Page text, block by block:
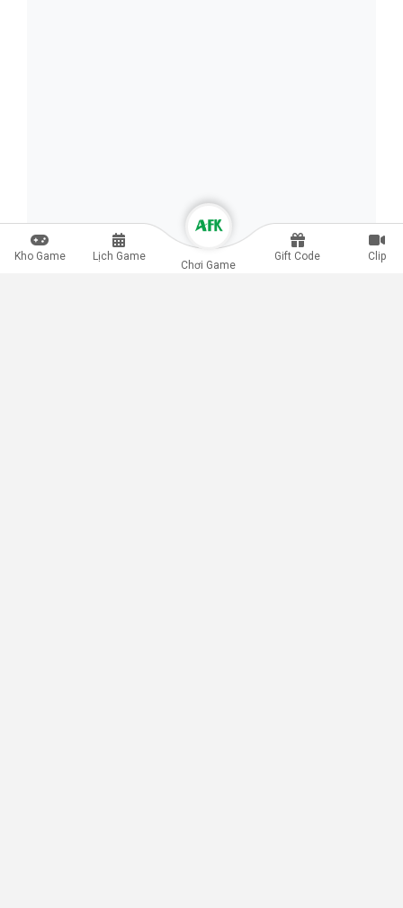
Kho Game Lịch Game
Chơi Game
Gift Code Clip